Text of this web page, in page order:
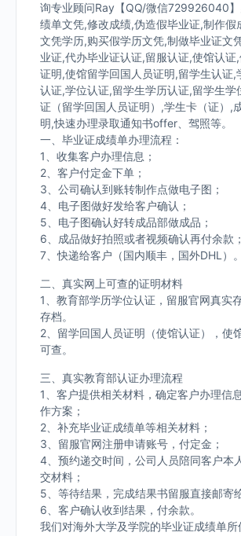
询专业顾问Ray【QQ/微信729926040
绩单文凭,修改成绩,伪造假毕业证,制作假
文凭学历,购买假学历文凭,制做毕业证文
业证,代办毕业证认证,留服认证,使馆认证
证明,使馆留学回国人员证明,留学生认证,
认证,学位认证,留学生学历认证,留学生学
证（留学回国人员证明）,学生卡（证）,
明,快速办理录取通知书offer、驾照等。
一、毕业证成绩单办理流程：
1、收集客户办理信息；
2、客户付定金下单；
3、公司确认到账转制作点做电子图；
4、电子图做好发给客户确认；
5、电子图确认好转成品部做成品；
6、成品做好拍照或者视频确认再付余款；
7、快递给客户（国内顺丰，国外DHL）。
二、真实网上可查的证明材料
1、教育部学历学位认证，留服官网真实
存档。
2、留学回国人员证明（使馆认证），使
可查。
三、真实教育部认证办理流程
1、客户提供相关材料，确定客户办理信
作方案；
2、补充毕业证成绩单等相关材料；
3、留服官网注册申请账号，付定金；
4、预约递交时间，公司人员陪同客户本
交材料；
5、等待结果，完成结果书留服直接邮寄
6、客户确认收到结果，付余款。
我们对海外大学及学院的毕业证成绩单所